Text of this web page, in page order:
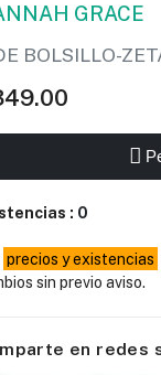
GRACE
BOLSILLO-
: 0
precios y existencias
sin previo aviso.
en redes